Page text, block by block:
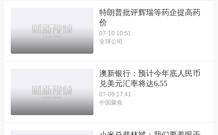
特朗普批评辉瑞等药企提高药
价
07-10 10:51
全球公司
澳新银行：预计今年底人民币
兑美元汇率将达6.55
07-09 17:41
中国聚焦